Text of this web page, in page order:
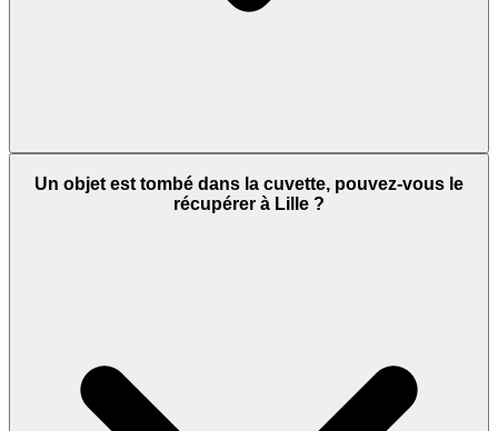
Un objet est tombé dans la cuvette, pouvez-vous le
récupérer à Lille ?